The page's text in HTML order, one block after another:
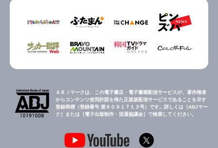
ＡＢＪマークは、この電子書店・電子書籍配信サービスが、著作権者
からコンテンツ使用許諾を得た正規版配信サービスであることを示す
登録商標（登録番号 第６０９１７１３号）です。詳しくは［ABJマー
ク］または［電子出版制作・流通協議会］で検索してください。